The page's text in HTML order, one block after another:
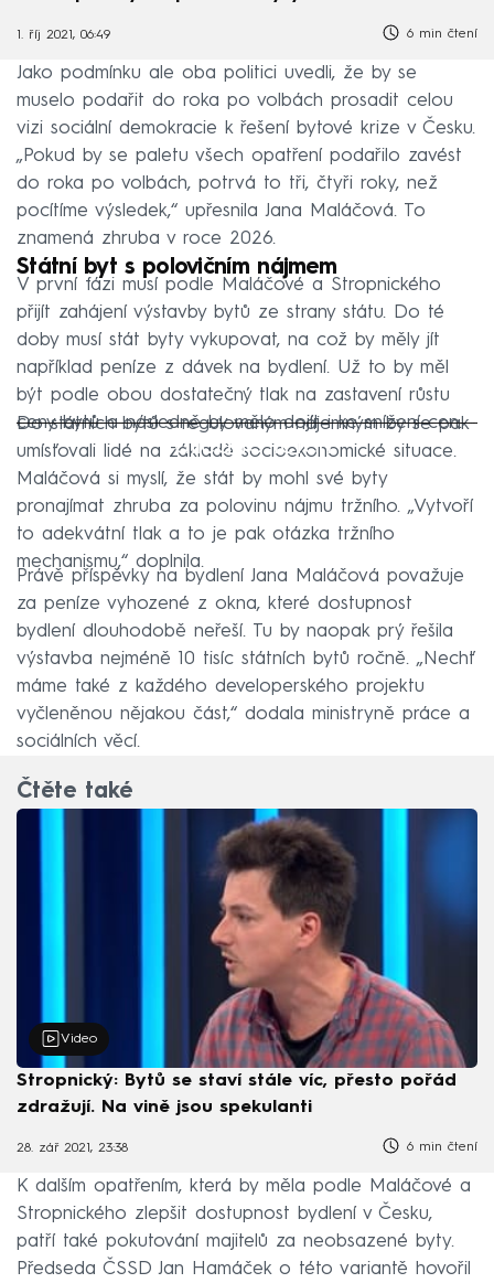
1. říj 2021, 06:49 6 min čtení
Jako podmínku ale oba politici uvedli, že by se
muselo podařit do roka po volbách prosadit celou
vizi sociální demokracie k řešení bytové krize v Česku.
„Pokud by se paletu všech opatření podařilo zavést
do roka po volbách, potrvá to tři, čtyři roky, než
pocítíme výsledek,“ upřesnila Jana Maláčová. To
znamená zhruba v roce 2026.
Státní byt s polovičním nájmem
V první fázi musí podle Maláčové a Stropnického
přijít zahájení výstavby bytů ze strany státu. Do té
doby musí stát byty vykupovat, na což by měly jít
například peníze z dávek na bydlení. Už to by měl
být podle obou dostatečný tlak na zastavení růstu
ceny bytů a následně by mělo dojít i ke snížení cen.
Failed to fetch
Do státních bytů s regulovaným nájemným by se pak
umísťovali lidé na základě socioekonomické situace.
Maláčová si myslí, že stát by mohl své byty
pronajímat zhruba za polovinu nájmu tržního. „Vytvoří
to adekvátní tlak a to je pak otázka tržního
mechanismu,“ doplnila.
Právě příspěvky na bydlení Jana Maláčová považuje
za peníze vyhozené z okna, které dostupnost
bydlení dlouhodobě neřeší. Tu by naopak prý řešila
výstavba nejméně 10 tisíc státních bytů ročně. „Nechť
máme také z každého developerského projektu
vyčleněnou nějakou část,“ dodala ministryně práce a
sociálních věcí.
Čtěte také
Video
Stropnický: Bytů se staví stále víc, přesto pořád
zdražují. Na vině jsou spekulanti
28. zář 2021, 23:38 6 min čtení
K dalším opatřením, která by měla podle Maláčové a
Stropnického zlepšit dostupnost bydlení v Česku,
patří také pokutování majitelů za neobsazené byty.
Předseda ČSSD Jan Hamáček o této variantě hovořil